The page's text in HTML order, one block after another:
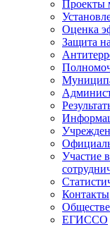
Проекты
Оценка
Защита
Участие
Контакты
ЕГИССО